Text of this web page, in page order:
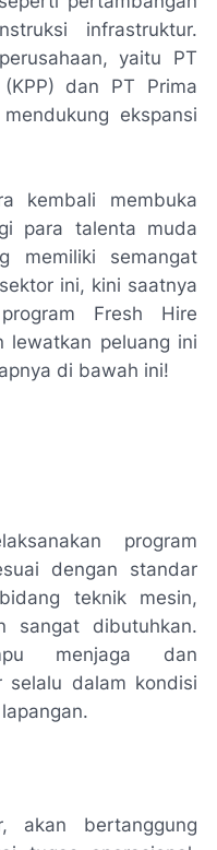
infrastruktur.
yaitu PT
dan PT Prima
ekspansi
kembali membuka
para talenta muda
memiliki semangat
ini, kini saatnya
Fresh Hire
lewatkan peluang ini
di bawah ini!
program
dengan standar
teknik mesin,
sangat dibutuhkan.
menjaga dan
selalu dalam kondisi
akan bertanggung